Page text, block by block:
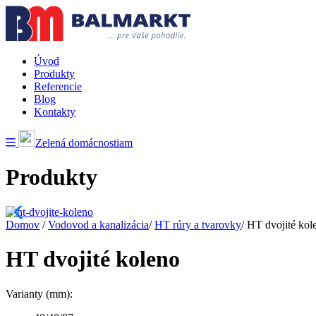
Úvod
Produkty
Referencie
Blog
Kontakty
Zelená domácnostiam
Produkty
Domov / Vodovod a kanalizácia/ HT rúry a tvarovky/ HT dvojité
HT dvojité koleno
Varianty (mm):